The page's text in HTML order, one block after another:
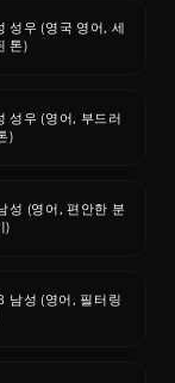
성우 (영국 영어, 세
톤)
성우 (영어, 부드러
)
성 (영어, 편안한 분
)
남성 (영어, 필터링